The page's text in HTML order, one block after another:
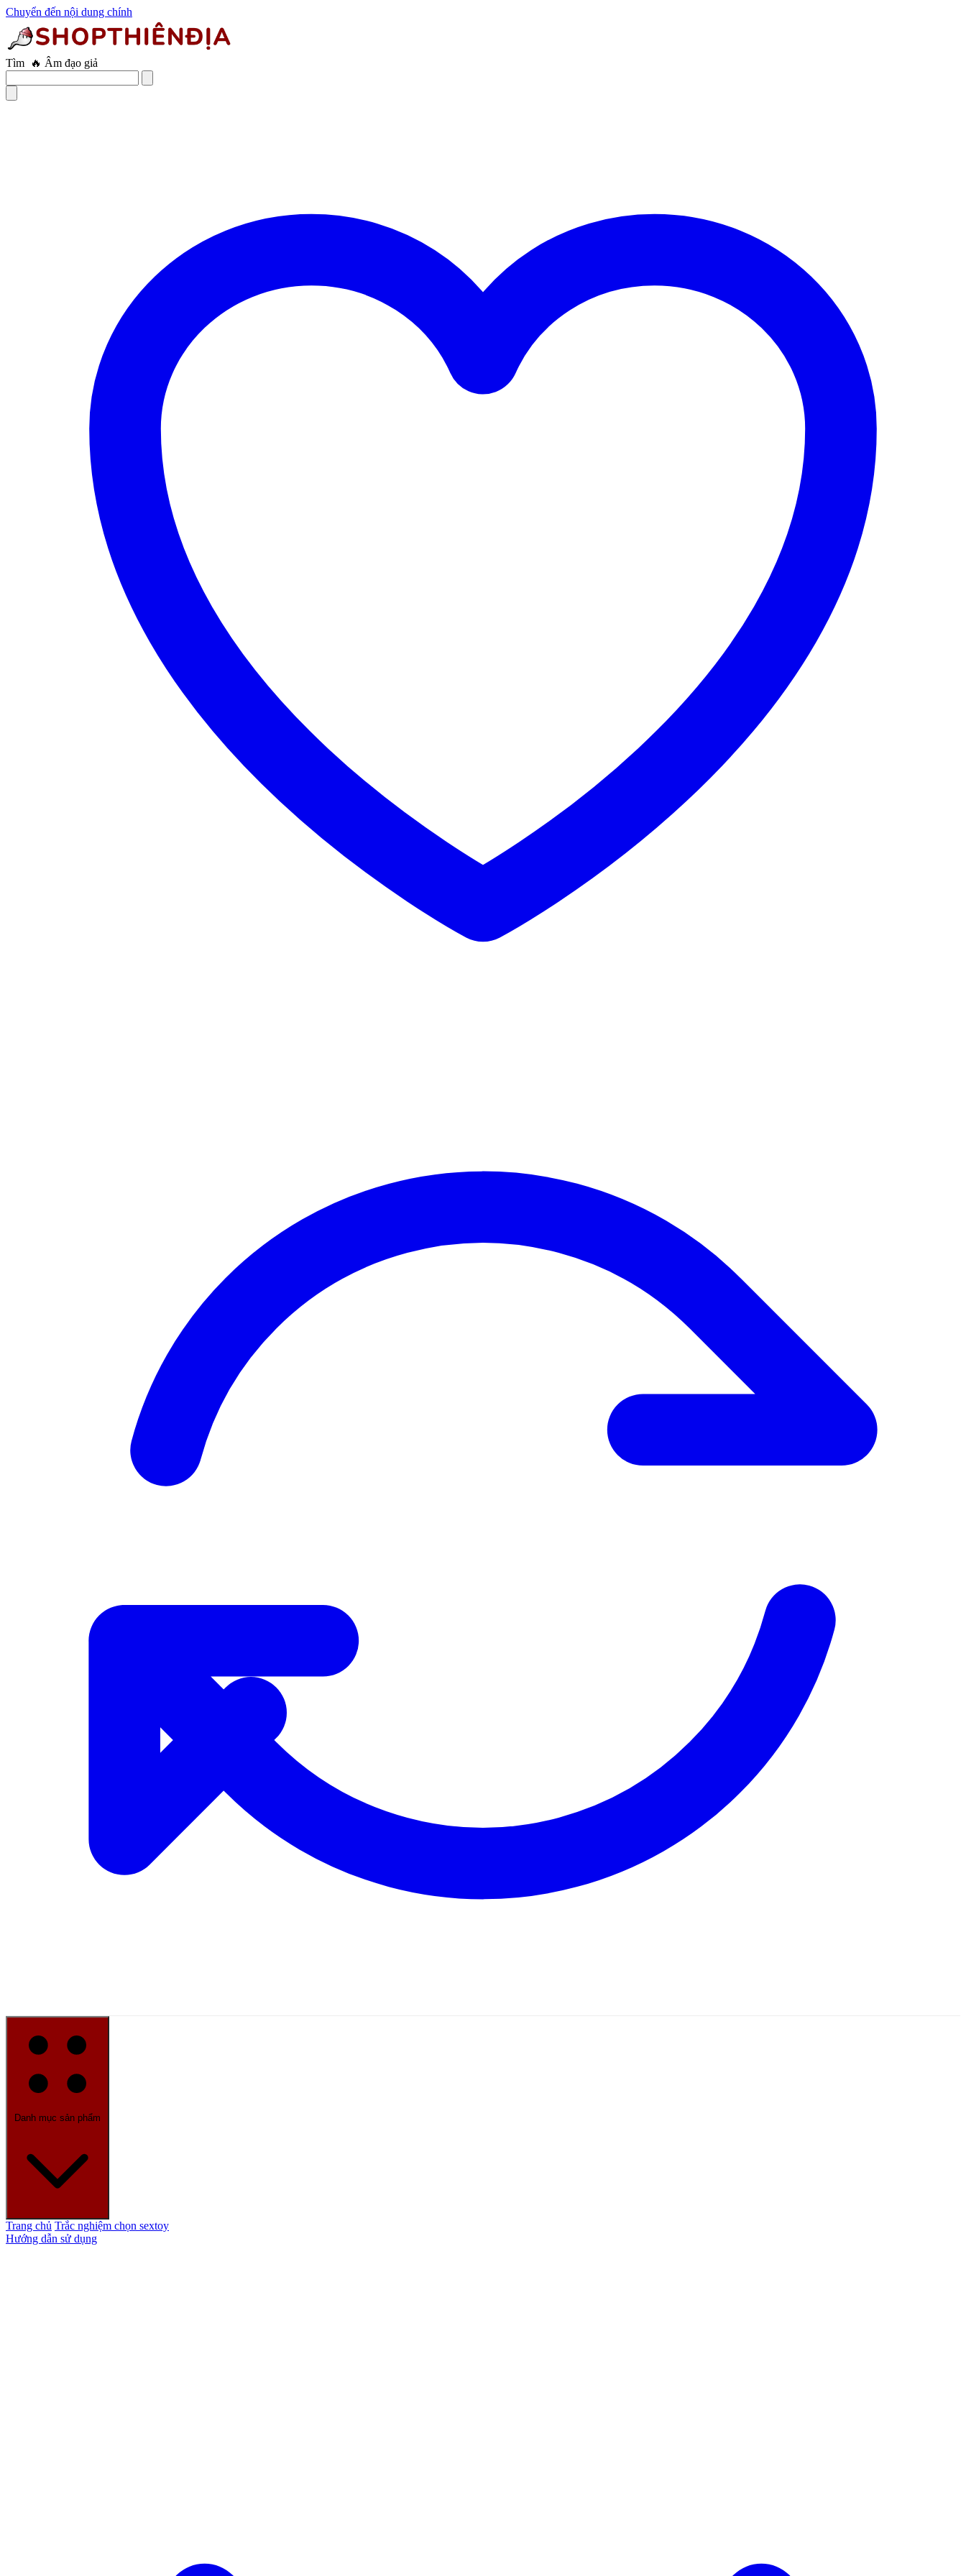
Chuyển đến nội dung chính
Tìm 🔥 Âm đạo giả
Danh mục sản phẩm
Trang chủ Trắc nghiệm chọn sextoy
Hướng dẫn sử dụng